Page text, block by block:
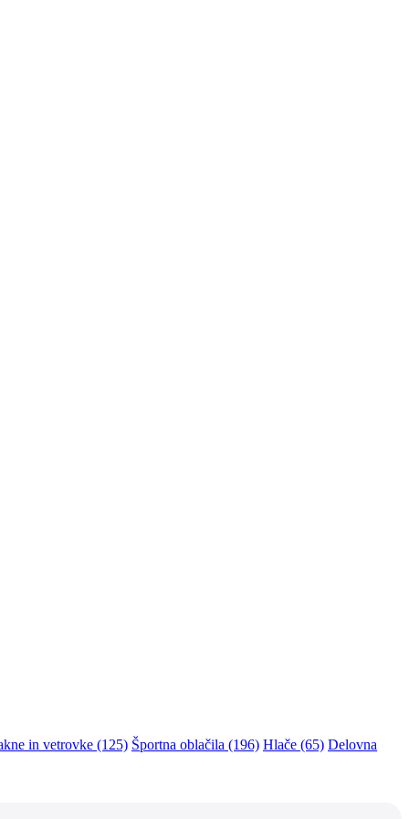
in vetrovke (125) Športna oblačila (196) Hlače (65) Delovna